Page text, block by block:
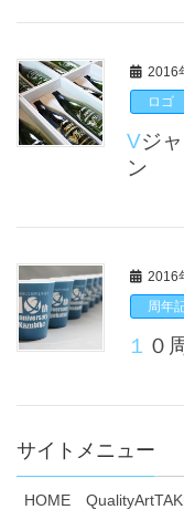
2016
ロゴ
Vジャンプ創刊２０周年記念彫刻ワイ
ン
2016
周年
１
サイトメニュー
HOME